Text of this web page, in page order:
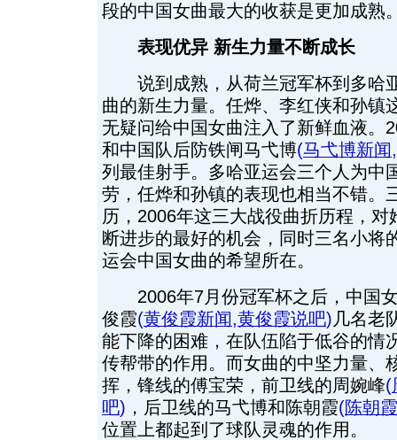
段的中国女曲最大的收获是更加成熟
表现优异 新生力量不断成长
说到成熟，从荷兰冠军杯到多哈
曲的新生力量。任烨、李红侠和孙镇
无疑问给中国女曲注入了新鲜血液。
和中国队后防铁闸马弋博(马弋博新闻,
列最佳射手。多哈亚运会三个人为中
劳，任烨和孙镇的表现也相当不错。
历，2006年这三大战役曲折历程，
断进步的最好的机会，同时三名小将
运会中国女曲的希望所在。
2006年7月份冠军杯之后，中国女
俊霞(黄俊霞新闻,黄俊霞说吧) 几名老
能下降的困难，在队伍陷于低谷的情
传帮带的作用。而女曲的中坚力量、
挥，锋线的傅宝荣，前卫线的周婉峰(
吧) ，后卫线的马弋博和陈朝霞(陈朝
位置上都起到了球队灵魂的作用。